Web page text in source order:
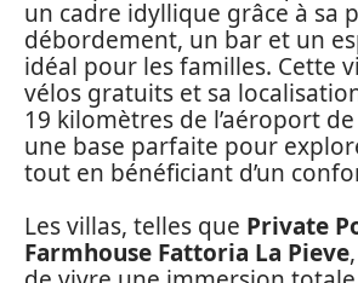
un cadre idyllique grâce à sa
débordement, un bar et un
idéal pour les familles. Cette
vélos gratuits et sa
19 kilomètres de l’aéroport
une base parfaite pour
tout en bénéficiant d’un
Les villas, telles que Private
Farmhouse Fattoria La Pieve